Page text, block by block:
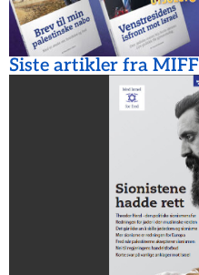
Siste artikler fra MIFF